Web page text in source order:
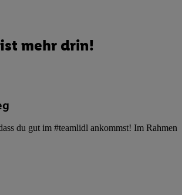
mehr drin!
du gut im #teamlidl ankommst! Im Rahmen